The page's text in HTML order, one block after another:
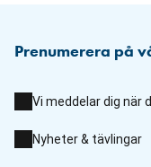
Prenumerera på
Vi meddelar dig när
Nyheter & tävlingar